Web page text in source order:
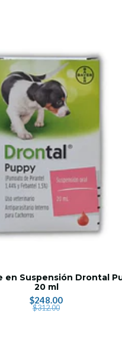
en Suspensión Drontal
20 ml
$248.00
$312.00